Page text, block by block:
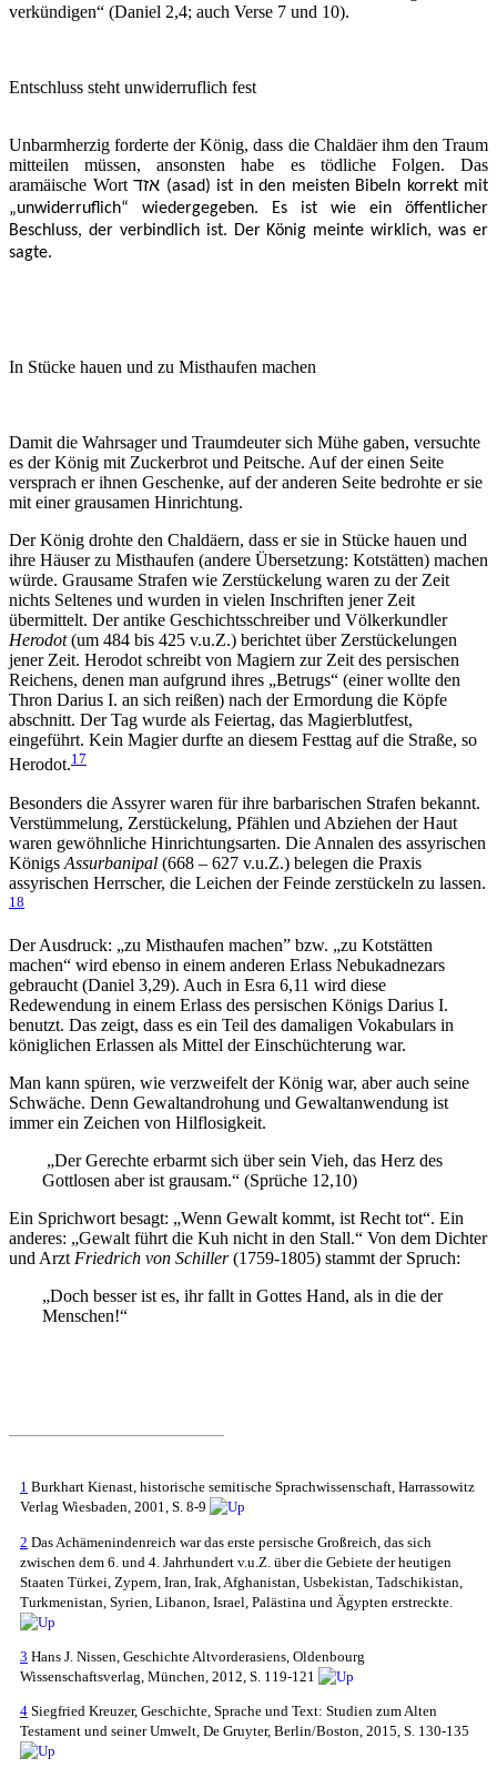
verkündigen“ (Daniel 2,4; auch Verse 7 und 10).
Entschluss steht unwiderruflich fest
Unbarmherzig forderte der König, dass die Chaldäer ihm den Traum
mitteilen müssen, ansonsten habe es tödliche Folgen. Das
aramäische Wort אזד (asad) ist in den meisten Bibeln korrekt mit
„unwiderruflich“ wiedergegeben. Es ist wie ein öffentlicher
Beschluss, der verbindlich ist. Der König meinte wirklich, was er
sagte.
In Stücke hauen und zu Misthaufen machen
Damit die Wahrsager und Traumdeuter sich Mühe gaben, versuchte
es der König mit Zuckerbrot und Peitsche. Auf der einen Seite
versprach er ihnen Geschenke, auf der anderen Seite bedrohte er sie
mit einer grausamen Hinrichtung.
Der König drohte den Chaldäern, dass er sie in Stücke hauen und
ihre Häuser zu Misthaufen (andere Übersetzung: Kotstätten) machen
würde. Grausame Strafen wie Zerstückelung waren zu der Zeit
nichts Seltenes und wurden in vielen Inschriften jener Zeit
übermittelt. Der antike Geschichtsschreiber und Völkerkundler
Herodot(um 484 bis 425 v.u.Z.) berichtet über Zerstückelungen
jener Zeit. Herodot schreibt von Magiern zur Zeit des persischen
Reichens, denen man aufgrund ihres „Betrugs“ (einer wollte den
Thron Darius I. an sich reißen) nach der Ermordung die Köpfe
abschnitt. Der Tag wurde als Feiertag, das Magierblutfest,
eingeführt. Kein Magier durfte an diesem Festtag auf die Straße, so
Herodot.17
Besonders die Assyrer waren für ihre barbarischen Strafen bekannt.
Verstümmelung, Zerstückelung, Pfählen und Abziehen der Haut
waren gewöhnliche Hinrichtungsarten. Die Annalen des assyrischen
Königs Assurbanipal (668 – 627 v.u.Z.) belegen die Praxis
assyrischen Herrscher, die Leichen der Feinde zerstückeln zu lassen.
18
Der Ausdruck: „zu Misthaufen machen” bzw. „zu Kotstätten
machen“ wird ebenso in einem anderen Erlass Nebukadnezars
gebraucht (Daniel 3,29). Auch in Esra 6,11 wird diese
Redewendung in einem Erlass des persischen Königs Darius I.
benutzt. Das zeigt, dass es ein Teil des damaligen Vokabulars in
königlichen Erlassen als Mittel der Einschüchterung war.
Man kann spüren, wie verzweifelt der König war, aber auch seine
Schwäche. Denn Gewaltandrohung und Gewaltanwendung ist
immer ein Zeichen von Hilflosigkeit.
„Der Gerechte erbarmt sich über sein Vieh, das Herz des
Gottlosen aber ist grausam.“ (Sprüche 12,10)
Ein Sprichwort besagt: „Wenn Gewalt kommt, ist Recht tot“. Ein
anderes: „Gewalt führt die Kuh nicht in den Stall.“ Von dem Dichter
und Arzt Friedrich von Schiller(1759-1805) stammt der Spruch:
„Doch besser ist es, ihr fallt in Gottes Hand, als in die der
Menschen!“
1 Burkhart Kienast, historische semitische Sprachwissenschaft, Harrassowitz
Verlag Wiesbaden, 2001, S. 8-9
2 Das Achämenindenreich war das erste persische Großreich, das sich
zwischen dem 6. und 4. Jahrhundert v.u.Z. über die Gebiete der heutigen
Staaten Türkei, Zypern, Iran, Irak, Afghanistan, Usbekistan, Tadschikistan,
Turkmenistan, Syrien, Libanon, Israel, Palästina und Ägypten erstreckte.
3 Hans J. Nissen, Geschichte Altvorderasiens, Oldenbourg
Wissenschaftsverlag, München, 2012, S. 119-121
4 Siegfried Kreuzer, Geschichte, Sprache und Text: Studien zum Alten
Testament und seiner Umwelt, De Gruyter, Berlin/Boston, 2015, S. 130-135